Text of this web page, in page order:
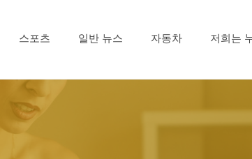
스포츠 일반 뉴스 자동차 저희는